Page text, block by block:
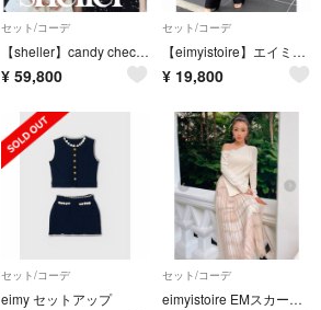
セット/コーデ
【sheller】candy check tweed ruffle frill tops& pants
¥ 59,800
セット/コーデ
【eimyistoire】エイミーイストワール ツイードセットアップ&ハット3点
¥ 19,800
セット/コーデ
eimy セットアップ
セット/コーデ
eimyistoire EMスカーフスカートコンビニットワンピース セットアップ